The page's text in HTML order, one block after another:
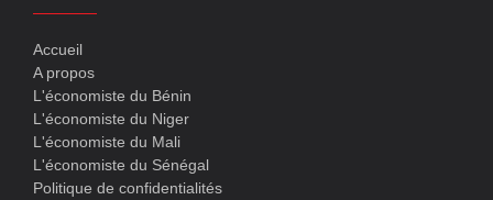
Accueil
A propos
L'économiste du Bénin
L'économiste du Niger
L'économiste du Mali
L'économiste du Sénégal
Politique de confidentialités